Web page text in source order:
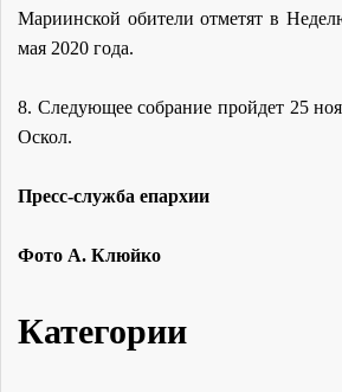
Мариинской обители отметят в
мая 2020 года.
8. Следующее собрание пройдет 25
Оскол.
Пресс-служба епархии
Фото А. Клюйко
Категории